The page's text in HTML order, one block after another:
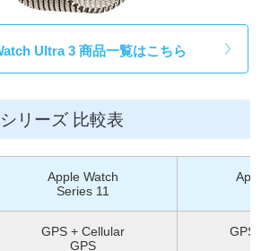
Ultra 3 商品一覧はこちら
リーズ 比較表
Apple Watch
Series 11
GPS + Cellular
GPS
GPS